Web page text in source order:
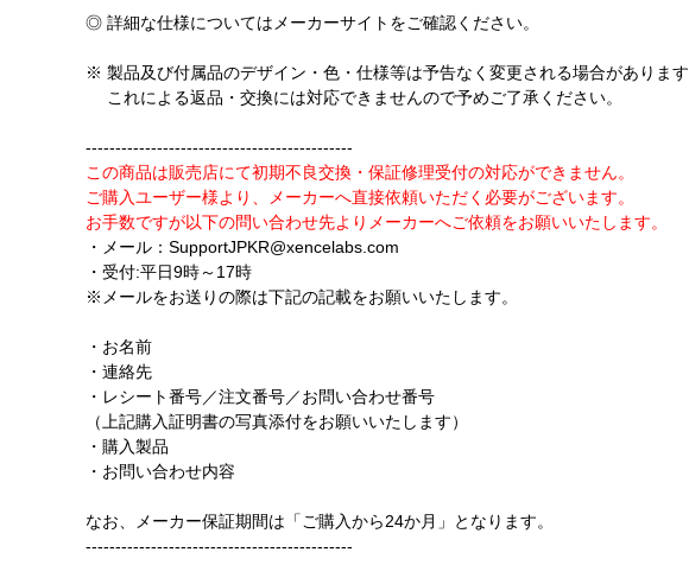
◎ 詳細な仕様についてはメーカーサイトをご確認ください。
※ 製品及び付属品のデザイン・色・仕様等は予告なく変更される場合があります
これによる返品・交換には対応できませんので予めご了承ください。
---------------------------------------------
この商品は販売店にて初期不良交換・保証修理受付の対応ができません。
ご購入ユーザー様より、メーカーへ直接依頼いただく必要がございます。
お手数ですが以下の問い合わせ先よりメーカーへご依頼をお願いいたします。
・メール：SupportJPKR@xencelabs.com
・受付:平日9時～17時
※メールをお送りの際は下記の記載をお願いいたします。
・お名前
・連絡先
・レシート番号／注文番号／お問い合わせ番号
（上記購入証明書の写真添付をお願いいたします）
・購入製品
・お問い合わせ内容
なお、メーカー保証期間は「ご購入から24か月」となります。
---------------------------------------------